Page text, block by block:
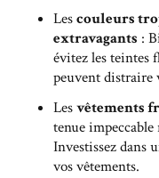
Lescouleurs
extravagants :
évitez les teintes
peuvent distraire
Lesvêtements
tenue
Investissez dans
vos vêtements.